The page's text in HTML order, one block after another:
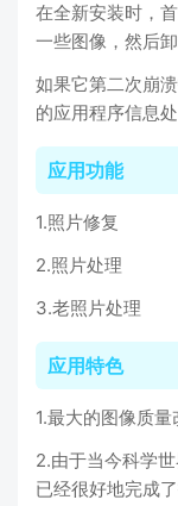
在全新安装时，
一些图像，然后
如果它第二次崩
的应用程序信息
应用功能
1.照片修复
2.照片处理
3.老照片处理
应用特色
1.最大的图像质量
2.由于当今科学
已经很好地完成了